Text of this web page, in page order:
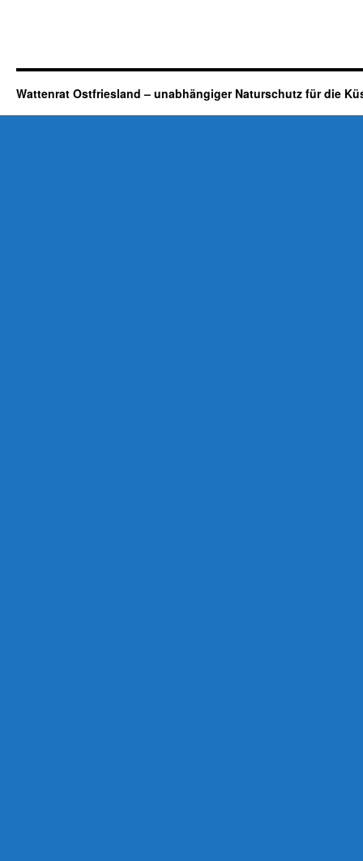
Wattenrat Ostfriesland – unabhängiger Naturschutz für die